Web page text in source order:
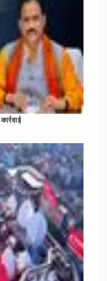
कार्रवाई